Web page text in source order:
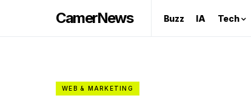
CamerNews Buzz IA Tech
WEB & MARKETING